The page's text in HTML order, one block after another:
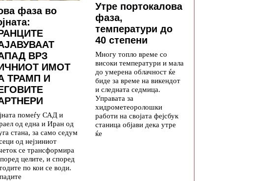
фаза во
ВРЗ
ИМОТ
ТРАМП И
помеѓу САД и
од една и Иран од
стана, за само седум
од нејзиниот
се трансформира
целите, и според
по кои се води.
Утре портокалова
фаза,
температури до
40 степени
Многу топло време со
високи температури и мала
до умерена облачност ќе
биде за време на викендот
и следната седмица.
Управата за
хидрометеоролошки
работи на својата фејсбук
станица објави дека утре
ќе